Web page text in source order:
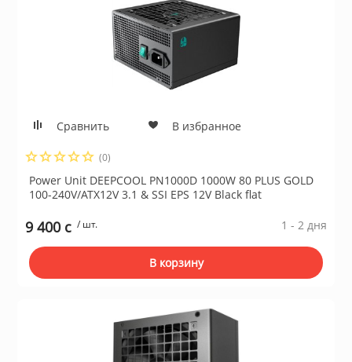
Сравнить В избранное
(0)
Power Unit DEEPCOOL PN1000D 1000W 80 PLUS GOLD
100-240V/ATX12V 3.1 & SSI EPS 12V Black flat
9 400 c / шт. 1 - 2 дня
В корзину